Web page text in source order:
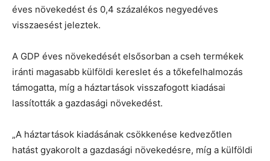
éves növekedést és 0,4 százalékos negyedéves
visszaesést jeleztek.
A GDP éves növekedését elsősorban a cseh termékek
iránti magasabb külföldi kereslet és a tőkefelhalmozás
támogatta, míg a háztartások visszafogott kiadásai
lassították a gazdasági növekedést.
„A háztartások kiadásának csökkenése kedvezőtlen
hatást gyakorolt a gazdasági növekedésre, míg a külföldi